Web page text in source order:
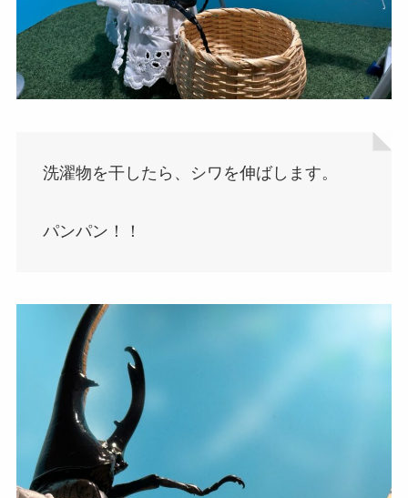
洗濯物を干したら、シワを伸ばします。
パンパン！！